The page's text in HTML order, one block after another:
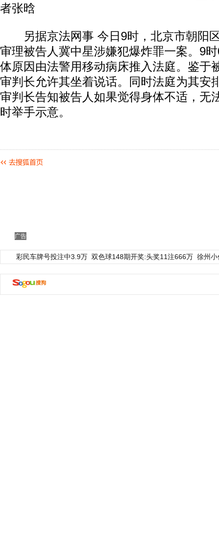
者张晗
另据京法网事 今日9时，北京市朝阳
审理被告人冀中星涉嫌犯爆炸罪一案。9
体原因由法警用移动病床推入法庭。鉴于
审判长允许其坐着说话。同时法庭为其安
审判长告知被告人如果觉得身体不适，无
时举手示意。
广告
彩民车牌号投注中3.9万 双色球148期开奖:头奖11注666万 徐州